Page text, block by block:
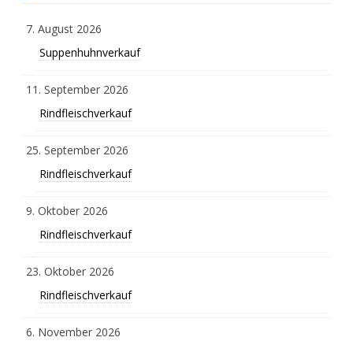
7. August 2026
Suppenhuhnverkauf
11. September 2026
Rindfleischverkauf
25. September 2026
Rindfleischverkauf
9. Oktober 2026
Rindfleischverkauf
23. Oktober 2026
Rindfleischverkauf
6. November 2026